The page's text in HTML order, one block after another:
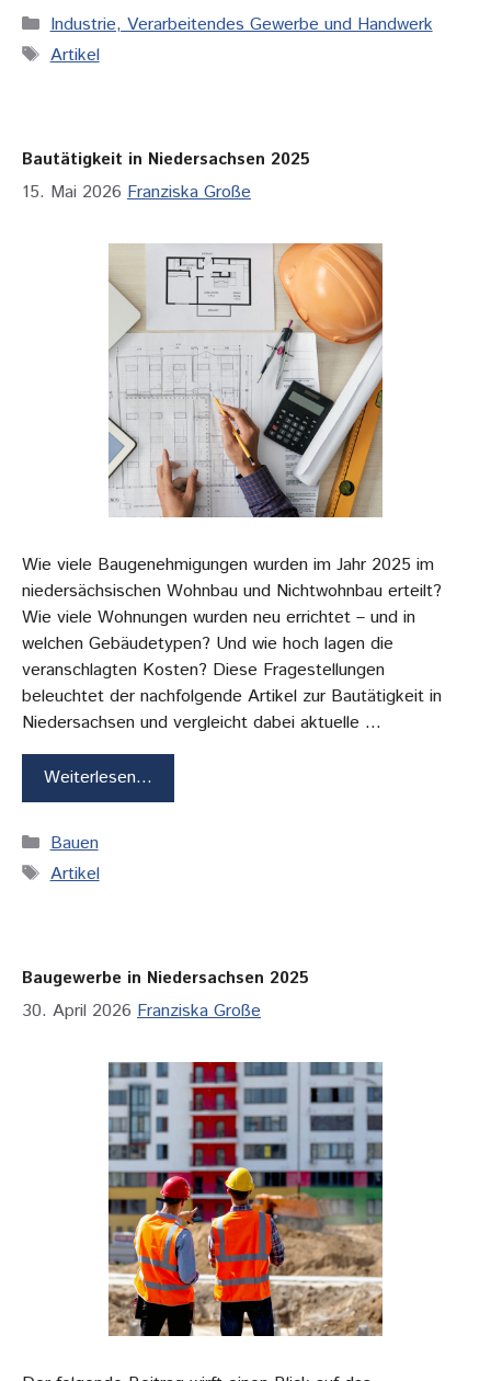
Kategorien
Industrie, Verarbeitendes Gewerbe und Handwerk
Schlagwörter
Artikel
Bautätigkeit in Niedersachsen 2025
15. Mai 2026 Franziska Große
Wie viele Baugenehmigungen wurden im Jahr 2025 im
niedersächsischen Wohnbau und Nichtwohnbau erteilt?
Wie viele Wohnungen wurden neu errichtet – und in
welchen Gebäudetypen? Und wie hoch lagen die
veranschlagten Kosten? Diese Fragestellungen
beleuchtet der nachfolgende Artikel zur Bautätigkeit in
Niedersachsen und vergleicht dabei aktuelle …
Weiterlesen…
Kategorien
Bauen
Schlagwörter
Artikel
Baugewerbe in Niedersachsen 2025
30. April 2026 Franziska Große